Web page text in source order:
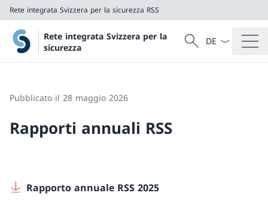
Rete integrata Svizzera per la sicurezza RSS
Rete integrata Svizzera per la
sicurezza
Cercare
Ricerca
Dal menu a
Pubblicato il 28 maggio 2026
Rapporti annuali RSS
Rapporto annuale RSS 2025